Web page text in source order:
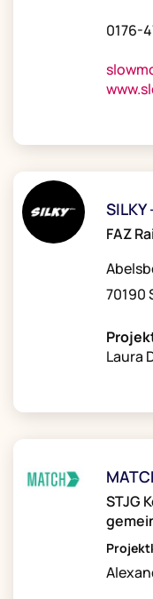
0176-
FAZ
70190
Laura
STJG